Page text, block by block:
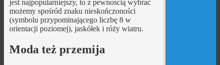
jest najpopularniejszy, to z pewnością wybrać
możemy spośród znaku nieskończoności
(symbolu przypominającego liczbę 8 w
orientacji poziomej), jaskółek i róży wiatru.
Moda też przemija